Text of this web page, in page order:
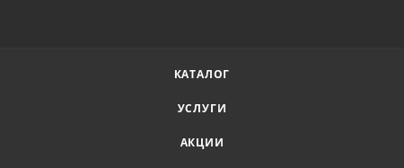
КАТАЛОГ
УСЛУГИ
АКЦИИ